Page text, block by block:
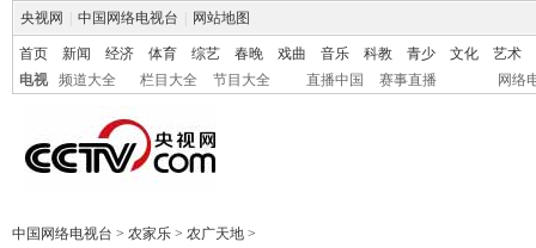
央视网 中国网络电视台 网站地图
首页 新闻 经济 体育 综艺 春晚 戏曲 音乐 科教 青少 文化
艺术
电视
频道大全 栏目大全 节目大全 直播中国 赛事直播 网络
中国网络电视台 > 农家乐 > 农广天地 >